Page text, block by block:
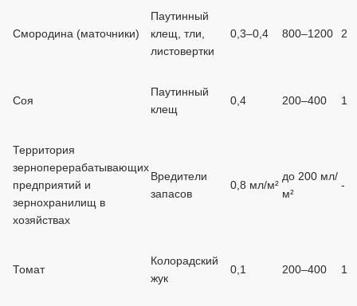
Смородина (маточники)
Паутинный
клещ, тли,
листовертки
0,3–0,4 800–1200 2
Соя
Паутинный
клещ
0,4 200–400 1
Территория
зерноперерабатывающих
предприятий и
зернохранилищ в
хозяйствах
Вредители
запасов
0,8 мл/м²
до 200 мл/
м²
-
Томат
Колорадский
жук
0,1 200–400 1